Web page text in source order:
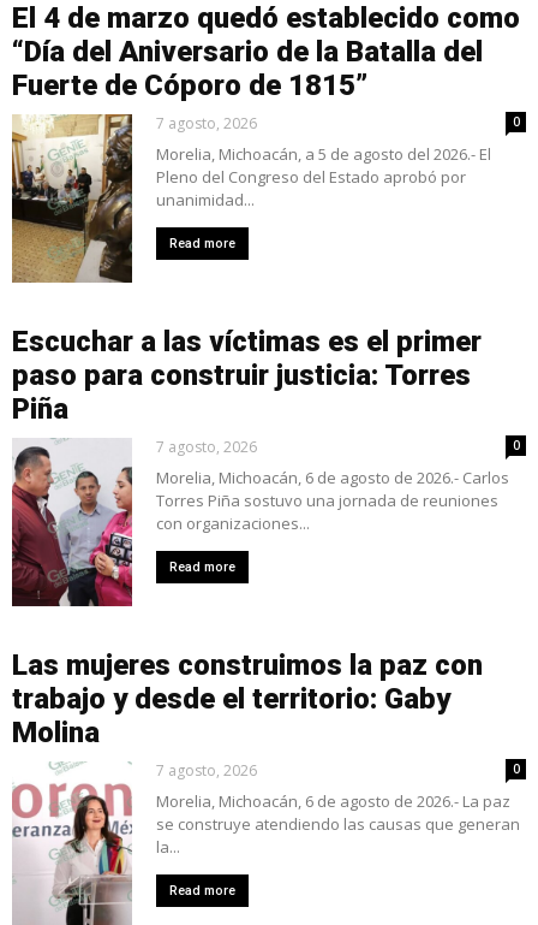
El 4 de marzo quedó establecido como
“Día del Aniversario de la Batalla del
Fuerte de Cóporo de 1815”
7 agosto, 2026 0
Morelia, Michoacán, a 5 de agosto del 2026.- El
Pleno del Congreso del Estado aprobó por
unanimidad...
Read more
Escuchar a las víctimas es el primer
paso para construir justicia: Torres
Piña
7 agosto, 2026 0
Morelia, Michoacán, 6 de agosto de 2026.- Carlos
Torres Piña sostuvo una jornada de reuniones
con organizaciones...
Read more
Las mujeres construimos la paz con
trabajo y desde el territorio: Gaby
Molina
7 agosto, 2026 0
Morelia, Michoacán, 6 de agosto de 2026.- La paz
se construye atendiendo las causas que generan
la...
Read more